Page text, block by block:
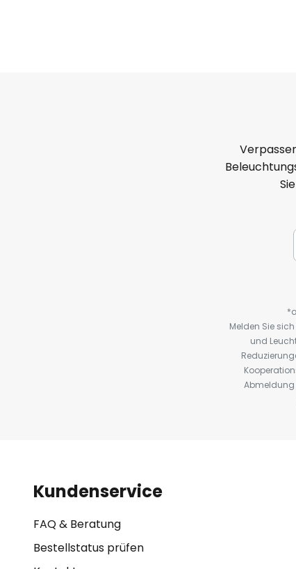
Melden Sie
und
Abmeldung
Kundenservice
FAQ & Beratung
Bestellstatus prüfen